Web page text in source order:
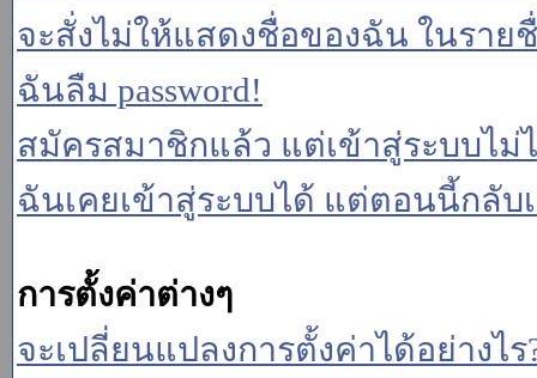
จะสั่งไม่ให้แสดงชื่อของฉัน ในราย
ฉันลืม password!
สมัครสมาชิกแล้ว แต่เข้าสู่ระบบไม่
ฉันเคยเข้าสู่ระบบได้ แต่ตอนนี้กลับ
การตั้งค่าต่างๆ
จะเปลี่ยนแปลงการตั้งค่าได้อย่างไร